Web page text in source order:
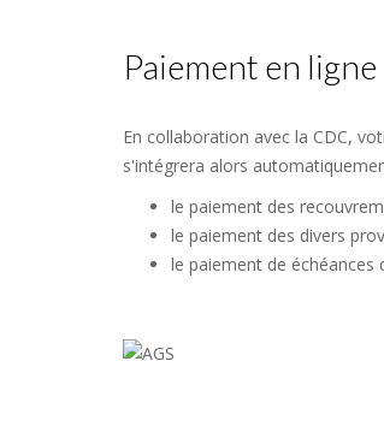
Paiement en ligne
En collaboration avec la CDC,
s'intégrera alors
le paiement des
le paiement des divers
le paiement de échéances